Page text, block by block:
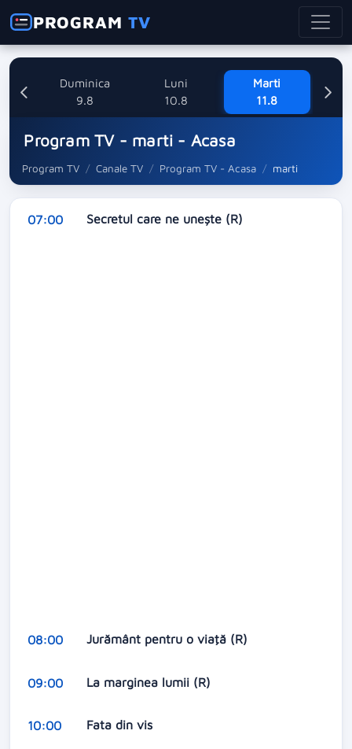
PROGRAMTV
Duminica
9.8
Luni
10.8
Marti
11.8
Program TV - marti - Acasa
Program TV Canale TV Program TV - Acasa marti
07:00 Secretul care ne unește (R)
08:00 Jurământ pentru o viaţă (R)
09:00 La marginea lumii (R)
10:00 Fata din vis